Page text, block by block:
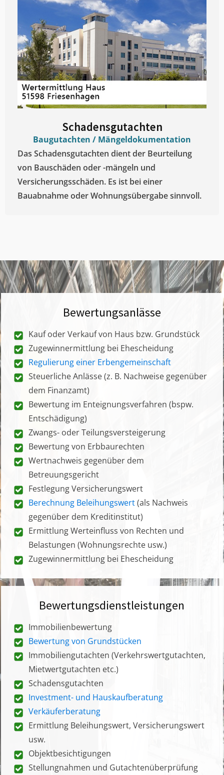
Schadensgutachten
Baugutachten / Mängeldokumentation
Das Schadensgutachten dient der Beurteilung
von Bauschäden oder -mängeln und
Versicherungsschäden. Es ist bei einer
Bauabnahme oder Wohnungsübergabe sinnvoll.
Bewertungsanlässe
Kauf oder Verkauf von Haus bzw. Grundstück
Zugewinnermittlung bei Ehescheidung
Regulierung einer Erbengemeinschaft
Steuerliche Anlässe (z. B. Nachweise gegenüber
dem Finanzamt)
Bewertung im Enteignungsverfahren (bspw.
Entschädigung)
Zwangs- oder Teilungsversteigerung
Bewertung von Erbbaurechten
Wertnachweis gegenüber dem
Betreuungsgericht
Festlegung Versicherungswert
Berechnung Beleihungswert(als Nachweis
gegenüber dem Kreditinstitut)
Ermittlung Werteinfluss von Rechten und
Belastungen (Wohnungsrechte usw.)
Zugewinnermittlung bei Ehescheidung
Bewertungsdienstleistungen
Immobilienbewertung
Bewertung von Grundstücken
Immobiliengutachten (Verkehrswertgutachten,
Mietwertgutachten etc.)
Schadensgutachten
Investment- und Hauskaufberatung
Verkäuferberatung
Ermittlung Beleihungswert, Versicherungswert
usw.
Objektbesichtigungen
Stellungnahmen und Gutachtenüberprüfung